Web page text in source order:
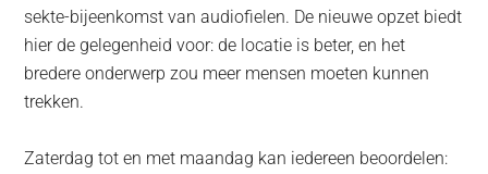
sekte-bijeenkomst van audiofielen. De nieuwe opzet biedt
hier de gelegenheid voor: de locatie is beter, en het
bredere onderwerp zou meer mensen moeten kunnen
trekken.
Zaterdag tot en met maandag kan iedereen beoordelen: